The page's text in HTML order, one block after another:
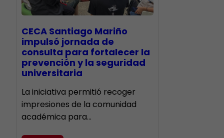
CECA Santiago Mariño
impulsó jornada de
consulta para fortalecer la
prevención y la seguridad
universitaria
La iniciativa permitió recoger
impresiones de la comunidad
académica para…